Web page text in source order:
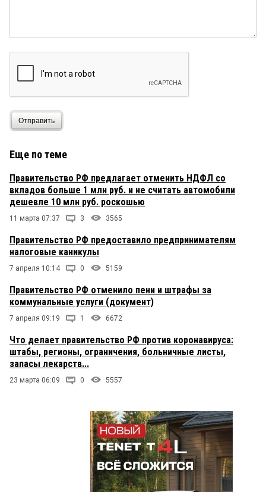
Отправить
Еще по теме
Правительство РФ предлагает отменить НДФЛ со
вкладов больше 1 млн руб. и не считать автомобили
дешевле 10 млн руб. роскошью
11 марта 07:37 3 3565
Правительство РФ предоставило предпринимателям
налоговые каникулы
7 апреля 10:14 0 5159
Правительство РФ отменило пени и штрафы за
коммунальные услуги (документ)
7 апреля 09:19 1 6672
Что делает правительство РФ против коронавируса:
штабы, регионы, ограничения, больничные листы,
запасы лекарств...
23 марта 06:09 0 5557